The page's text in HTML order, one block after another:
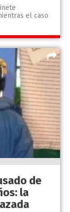
el caso
de
la